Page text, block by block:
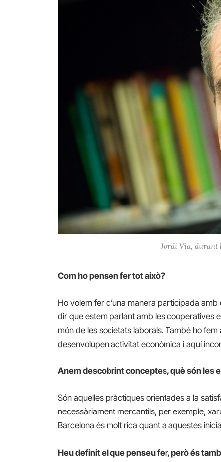
Jordi Via, durant
Com ho pensen fer tot això?
Ho volem fer d’una manera participada
dir que estem parlant amb les cooperatives
món de les societats laborals. També ho
desenvolupen activitat econòmica i aquí
Anem descobrint conceptes, què són les
Són aquelles pràctiques orientades a la
necessàriament mercantils, per exemple,
Barcelona és molt rica quant a aquestes
Heu definit el que penseu fer, però és